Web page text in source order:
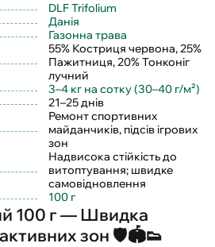
DLF Trifolium
Данія
Газонна трава
55% Костриця червона, 25%
Пажитниця, 20% Тонконіг
лучний
3–4 кг на сотку (30–40 г/м²)
21–25 днів
Ремонт спортивних
майданчиків, підсів ігрових
зон
Надвисока стійкість до
витоптування; швидке
самовідновлення
100 г
100 г — Швидка
активних зон 🛡️🏟️👟